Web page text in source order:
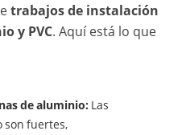
trabajos de instalación
y PVC. Aquí está lo que
de aluminio: Las
son fuertes,